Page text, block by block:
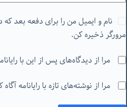
نام و ایمیل من را برای دفعه بعد
مرورگر ذخیره کن.
مرا از دیدگاه‌های پس از این با
مرا از نوشته‌های تازه با رایانامه